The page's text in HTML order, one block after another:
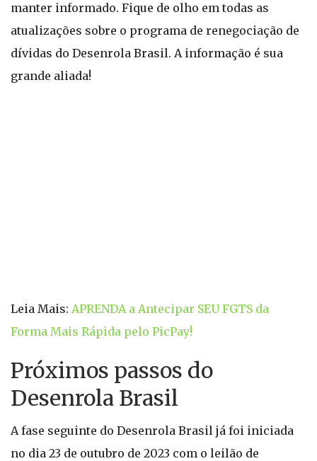
manter informado. Fique de olho em todas as
atualizações sobre o programa de renegociação de
dívidas do Desenrola Brasil. A informação é sua
grande aliada!
Leia Mais: APRENDA a Antecipar SEU FGTS da
Forma Mais Rápida pelo PicPay!
Próximos passos do
Desenrola Brasil
A fase seguinte do Desenrola Brasil já foi iniciada
no dia 23 de outubro de 2023 com o leilão de